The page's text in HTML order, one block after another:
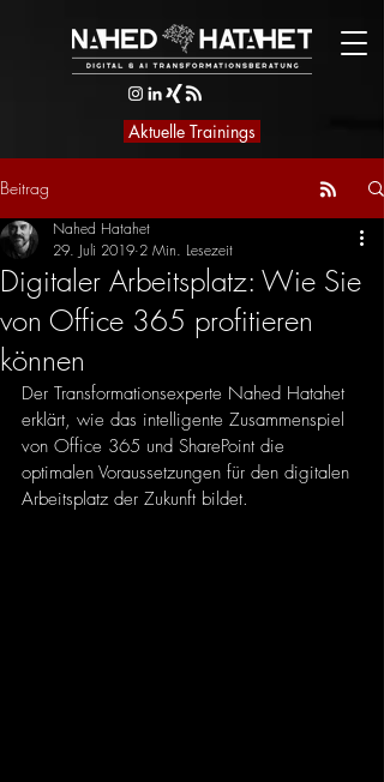
Aktuelle Trainings
Beitrag
Digitaler Arbeitsplatz: Wie Sie
von Office 365 profitieren
können
Nahed Hatahet
29. Juli 2019 2 Min. Lesezeit
Der Transformationsexperte Nahed Hatahet
erklärt, wie das intelligente Zusammenspiel
von Office 365 und SharePoint die
optimalen Voraussetzungen für den digitalen
Arbeitsplatz der Zukunft bildet.